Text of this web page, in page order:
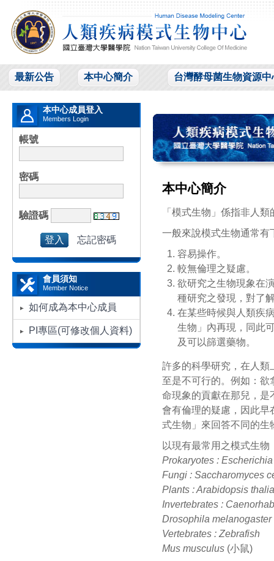
最新公告 本中心簡介 台灣酵母菌生物資源中
本中心成員登入
Members Login
帳號
密碼
驗證碼
忘記密碼
會員須知
Member Notice
如何成為本中心成員
PI專區(可修改個人資料)
本中心簡介
「模式生物」係指非人
一般來說模式生物通常有
容易操作。
較無倫理之疑慮。
欲研究之生物現象在
種研究之發現，對了
在某些時候與人類疾
生物」內再現，同此
及可以篩選藥物。
許多的科學研究，在人類
至是不可行的。例如：欲
命現象的貢獻在那兒，是
會有倫理的疑慮，因此早
式生物」來回答不同的生
以現有最常用之模式生
Prokaryotes :
Fungi : Saccharomyces
Plants : Arabidopsis
Invertebrates :
Drosophila melanogaster
Vertebrates : Zebrafish
Mus musculus (小鼠)